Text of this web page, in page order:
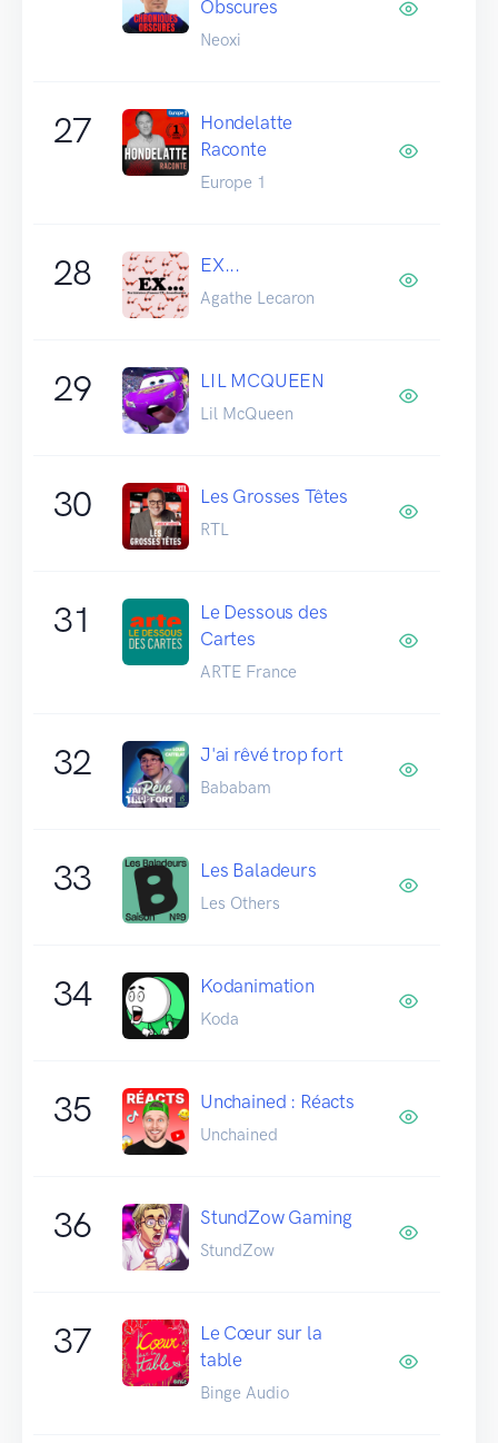
Obscures
Neoxi
27
Hondelatte
Raconte
Europe 1
28 EX...
Agathe Lecaron
29 LIL MCQUEEN
Lil McQueen
30 Les Grosses Têtes
RTL
31
Le Dessous des
Cartes
ARTE France
32 J'ai rêvé trop fort
Bababam
33 Les Baladeurs
Les Others
34 Kodanimation
Koda
35 Unchained : Réacts
Unchained
36 StundZow Gaming
StundZow
37
Le Cœur sur la
table
Binge Audio